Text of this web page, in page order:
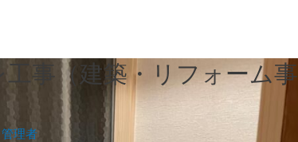
事（建築・リフォーム事
理者